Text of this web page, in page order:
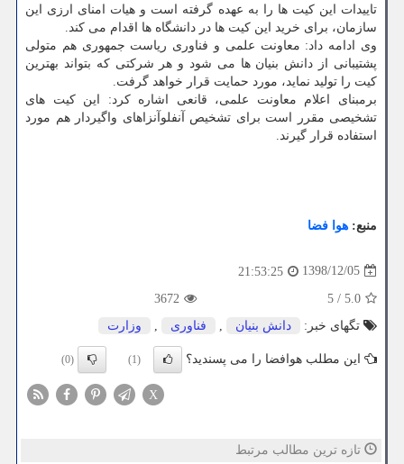
تاییدات این كیت ها را به عهده گرفته است و هیات امنای ارزی این
سازمان، برای خرید این كیت ها در دانشگاه ها اقدام می كند.
وی ادامه داد: معاونت علمی و فناوری ریاست جمهوری هم متولی
پشتیبانی از دانش بنیان ها می شود و هر شركتی كه بتواند بهترین
كیت را تولید نماید، مورد حمایت قرار خواهد گرفت.
برمبنای اعلام معاونت علمی، قانعی اشاره كرد: این كیت های
تشخیصی مقرر است برای تشخیص آنفلوآنزاهای واگیردار هم مورد
استفاده قرار گیرند.
منبع: هوا فضا
1398/12/05
21:53:25
5.0
/
5
3672
تگهای خبر:
دانش بنیان , فناوری , وزارت
این مطلب هوافضا را می پسندید؟ (1)
(0)
X
تازه ترین مطالب مرتبط